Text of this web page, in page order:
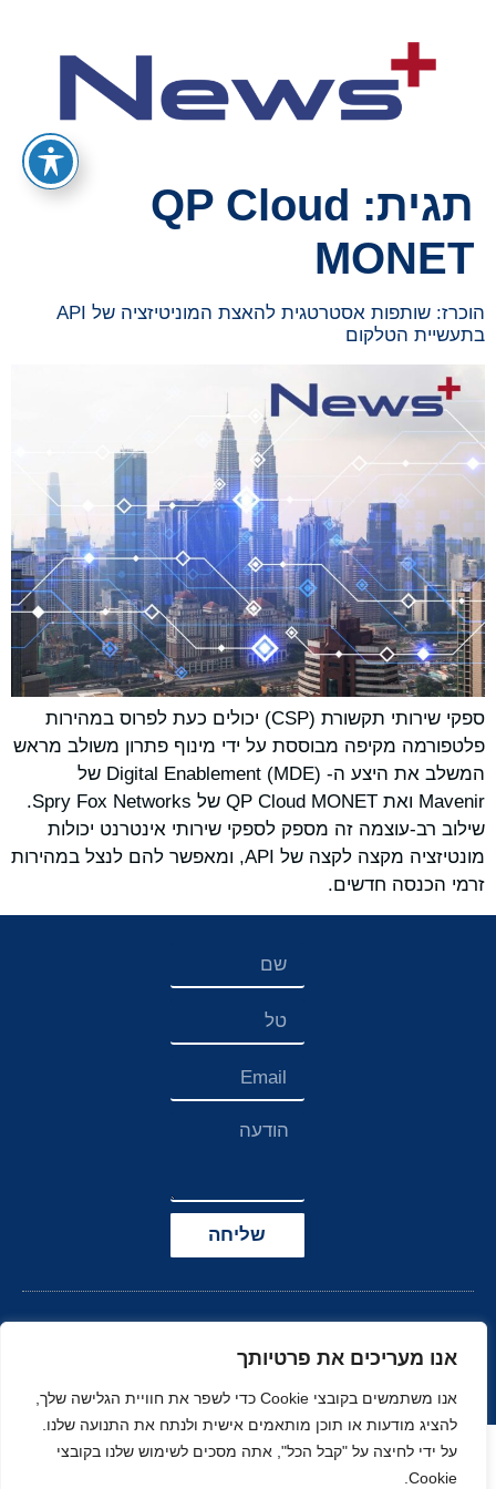
אנו מעריכים את פרטיותך
אנו משתמשים בקובצי Cookie כדי לשפר את חוויית הגלישה שלך,
להציג מודעות או תוכן מותאמים אישית ולנתח את התנועה שלנו.
על ידי לחיצה על "קבל הכל", אתה מסכים לשימוש שלנו בקובצי
Cookie.
תגית: QP Cloud
MONET
הוכרז: שותפות אסטרטגית להאצת המוניטיזציה של API
בתעשיית הטלקום
ספקי שירותי תקשורת (CSP) יכולים כעת לפרוס במהירות
פלטפורמה מקיפה מבוססת על ידי מינוף פתרון משולב מראש
המשלב את היצע ה- Digital Enablement (MDE) של
Mavenir ואת QP Cloud MONET של Spry Fox Networks.
שילוב רב-עוצמה זה מספק לספקי שירותי אינטרנט יכולות
מונטיזציה מקצה לקצה של API, ומאפשר להם לנצל במהירות
זרמי הכנסה חדשים.
שליחה
הצהרת נגישות